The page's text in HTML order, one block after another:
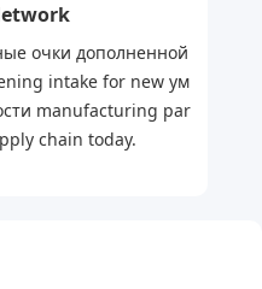
умные очки
XOOBAY
возможности для
очки дополненной
intake for new ум
manufacturing par
chain today.